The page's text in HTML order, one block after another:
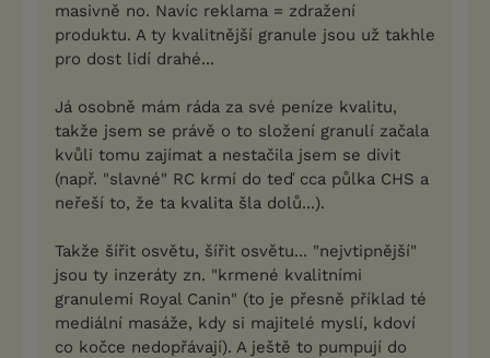
masivně no. Navíc reklama = zdražení
produktu. A ty kvalitnější granule jsou už takhle
pro dost lidí drahé...
Já osobně mám ráda za své peníze kvalitu,
takže jsem se právě o to složení granulí začala
kvůli tomu zajímat a nestačila jsem se divit
(např. "slavné" RC krmí do teď cca půlka CHS a
neřeší to, že ta kvalita šla dolů...).
Takže šířit osvětu, šířit osvětu... "nejvtipnější"
jsou ty inzeráty zn. "krmené kvalitními
granulemi Royal Canin" (to je přesně příklad té
mediální masáže, kdy si majitelé myslí, kdoví
co kočce nedopřávají). A ještě to pumpují do